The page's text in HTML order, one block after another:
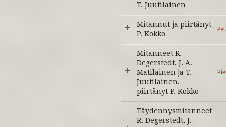
T. Juutilainen
Mitannut ja piirtänyt
P. Kokko
Mitanneet R.
Degerstedt, J. A.
Matilainen ja T.
Juutilainen,
piirtänyt P. Kokko
Täydennysmitanneet
R. Degerstedt, J.